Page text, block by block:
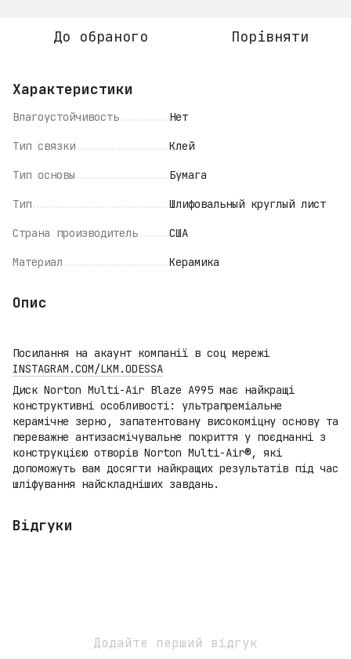
До обраного Порівняти
Характеристики
Влагоустойчивость Нет
Тип связки Клей
Тип основы Бумага
Тип Шлифовальный круглый лист
Страна производитель США
Материал Керамика
Опис
Посилання на акаунт компанії в соц мережі
INSTAGRAM.COM/LKM.ODESSA
Диск Norton Multi-Air Blaze A995 має найкращі
конструктивні особливості: ультрапреміальне
керамічне зерно, запатентовану високоміцну основу та
переважне антизасмічувальне покриття у поєднанні з
конструкцією отворів Norton Multi-Air®, які
допоможуть вам досягти найкращих результатів під час
шліфування найскладніших завдань.
Відгуки
Додайте перший відгук